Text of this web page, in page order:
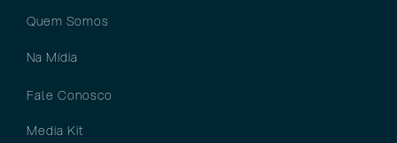
Quem Somos
Na Mídia
Fale Conosco
Media Kit